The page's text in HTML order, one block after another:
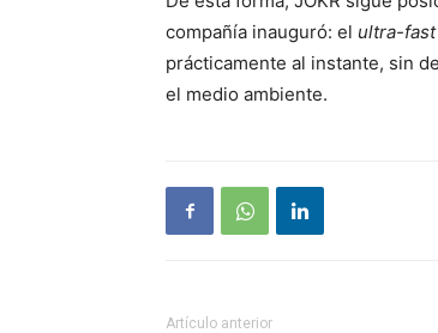
compañía inauguró: el ultra-
prácticamente al instante, sin
el medio ambiente.
Artículo anterior